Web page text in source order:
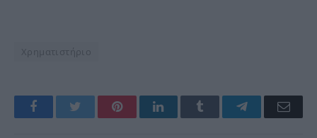
Χρηματιστήριο
Facebook Twitter PinterestLinkedIn Tumblr Telegram